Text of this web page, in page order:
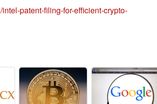
patent-filing-for-efficient-crypto-